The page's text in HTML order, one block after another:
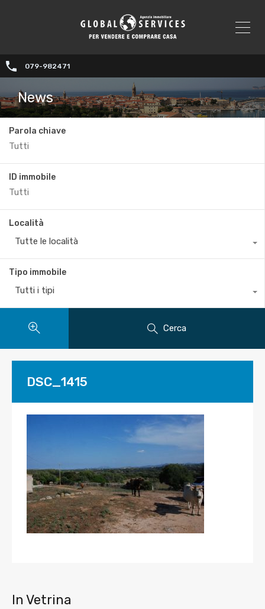
079-982471
News
Parola chiave
ID immobile
Località
Tutte le località
Tipo immobile
Tutti i tipi
Cerca
DSC_1415
In Vetrina